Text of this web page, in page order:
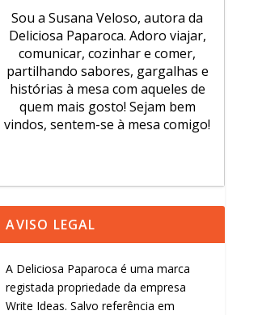
Sou a Susana Veloso, autora da
Deliciosa Paparoca. Adoro viajar,
comunicar, cozinhar e comer,
partilhando sabores, gargalhas e
histórias à mesa com aqueles de
quem mais gosto! Sejam bem
vindos, sentem-se à mesa comigo!
AVISO LEGAL
A Deliciosa Paparoca é uma marca
registada propriedade da empresa
Write Ideas. Salvo referência em